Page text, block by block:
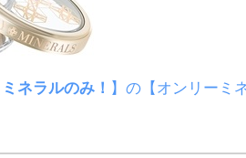
ミネラルのみ！ 】の【オンリーミ